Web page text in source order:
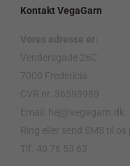
Kontakt VegaGarn
Vores adresse er:
Vendersgade 26C
7000 Fredericia
CVR nr. 36593989
Email: hej@vegagarn.dk
Ring eller send SMS til os
Tlf. 40 76 53 63